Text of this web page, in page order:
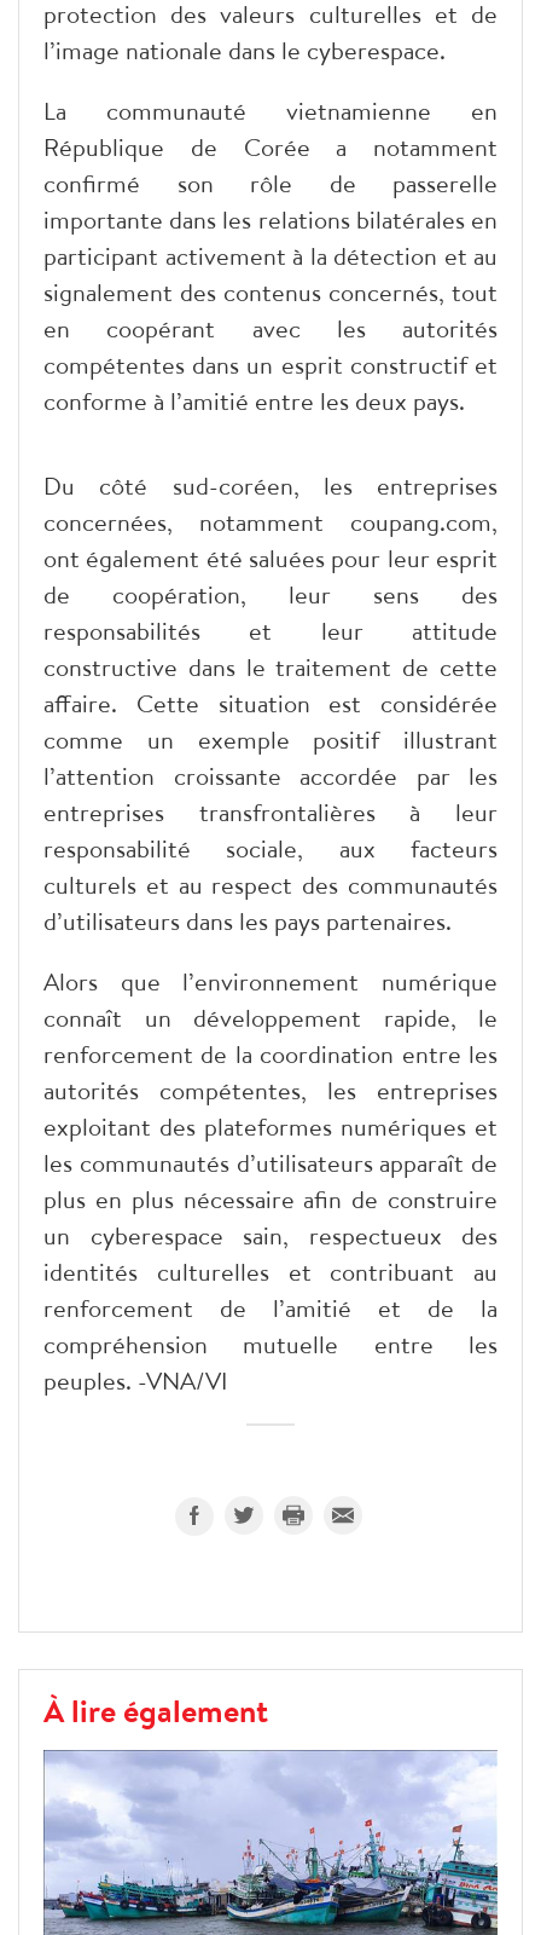
protection des valeurs culturelles et de
l’image nationale dans le cyberespace.
La communauté vietnamienne en
République de Corée a notamment
confirmé son rôle de passerelle
importante dans les relations bilatérales en
participant activement à la détection et au
signalement des contenus concernés, tout
en coopérant avec les autorités
compétentes dans un esprit constructif et
conforme à l’amitié entre les deux pays.
Du côté sud-coréen, les entreprises
concernées, notamment coupang.com,
ont également été saluées pour leur esprit
de coopération, leur sens des
responsabilités et leur attitude
constructive dans le traitement de cette
affaire. Cette situation est considérée
comme un exemple positif illustrant
l’attention croissante accordée par les
entreprises transfrontalières à leur
responsabilité sociale, aux facteurs
culturels et au respect des communautés
d’utilisateurs dans les pays partenaires.
Alors que l’environnement numérique
connaît un développement rapide, le
renforcement de la coordination entre les
autorités compétentes, les entreprises
exploitant des plateformes numériques et
les communautés d’utilisateurs apparaît de
plus en plus nécessaire afin de construire
un cyberespace sain, respectueux des
identités culturelles et contribuant au
renforcement de l’amitié et de la
compréhension mutuelle entre les
peuples. -VNA/VI
À lire également